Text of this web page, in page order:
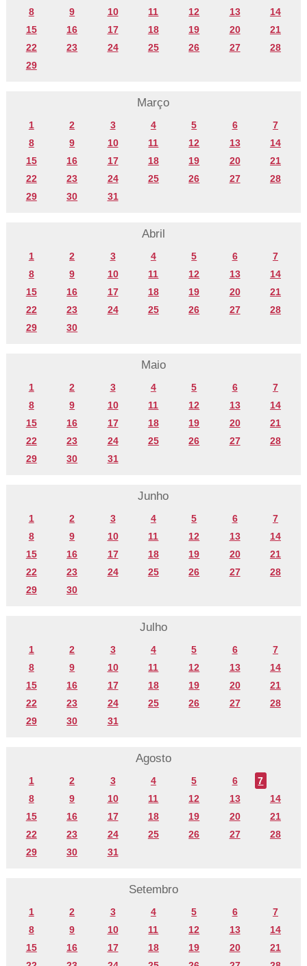
8
9 10 11 12 13
14
15
16 17 18 19 20
21
22
23 24 25 26 27
28
29
Março
1 2 3 4 5 6
7
8
9 10 11 12 13
14
15
16 17 18 19 20
21
22
23 24 25 26 27
28
29
30 31
Abril
1 2 3 4 5 6
7
8
9 10 11 12 13
14
15
16 17 18 19 20
21
22
23 24 25 26 27
28
29
30
Maio
1 2 3 4 5 6
7
8
9 10 11 12 13
14
15
16 17 18 19 20
21
22
23 24 25 26 27
28
29
30 31
Junho
1 2 3 4 5 6
7
8
9 10 11 12 13
14
15
16 17 18 19 20
21
22
23 24 25 26 27
28
29
30
Julho
1 2 3 4 5 6
7
8
9 10 11 12 13
14
15
16 17 18 19 20
21
22
23 24 25 26 27
28
29
30 31
Agosto
1 2 3 4 5 6
7
8
9 10 11 12 13
14
15
16 17 18 19 20
21
22
23 24 25 26 27
28
29
30 31
Setembro
1 2 3 4 5 6
7
8
9 10 11 12 13
14
15
16 17 18 19 20
21